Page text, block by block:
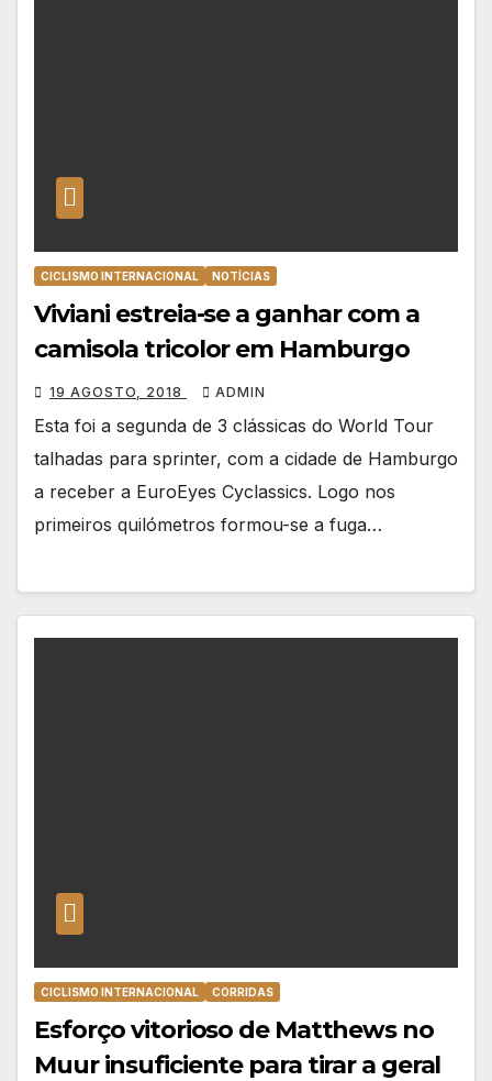
CICLISMO INTERNACIONAL NOTÍCIAS
Viviani estreia-se a ganhar com a
camisola tricolor em Hamburgo
19 AGOSTO, 2018 ADMIN
Esta foi a segunda de 3 clássicas do World Tour
talhadas para sprinter, com a cidade de Hamburgo
a receber a EuroEyes Cyclassics. Logo nos
primeiros quilómetros formou-se a fuga…
CICLISMO INTERNACIONAL CORRIDAS
Esforço vitorioso de Matthews no
Muur insuficiente para tirar a geral